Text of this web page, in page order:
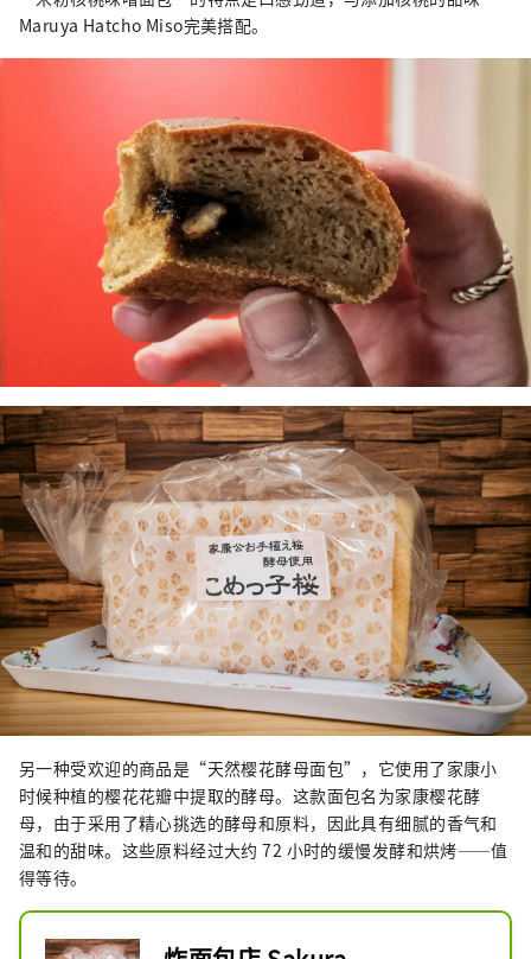
Maruya Hatcho Miso完美搭配。
另一种受欢迎的商品是“天然樱花酵母面包”，它使用了家康小
时候种植的樱花花瓣中提取的酵母。这款面包名为家康樱花酵
母，由于采用了精心挑选的酵母和原料，因此具有细腻的香气和
温和的甜味。这些原料经过大约 72 小时的缓慢发酵和烘烤——值
得等待。